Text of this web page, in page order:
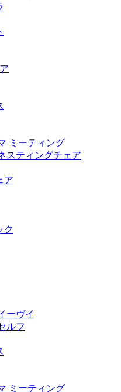
ミーティング
スティングチェア
ア
ク
ーヴイ
ルフ
ミーティング